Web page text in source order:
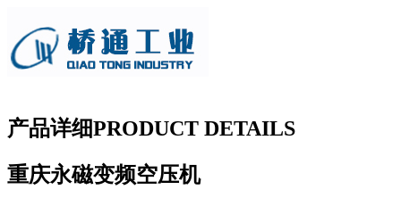
产品详细PRODUCT DETAILS
重庆永磁变频空压机